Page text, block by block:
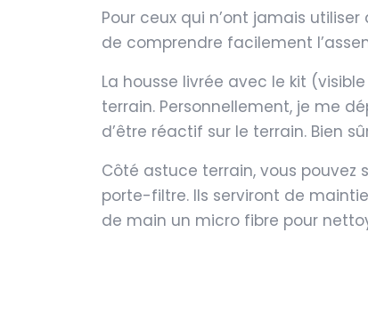
Pour ceux qui n’ont jamais
de comprendre facilement
La housse livrée avec le kit
terrain. Personnellement, je me
d’être réactif sur le terrain. Bien
Côté astuce terrain, vous
porte-filtre. Ils serviront de
de main un micro fibre pour